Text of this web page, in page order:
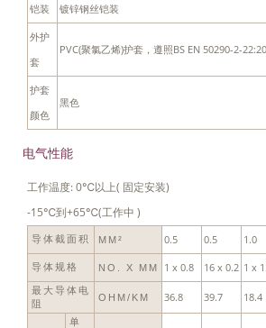
铠装 镀锌钢丝铠装
外护
套
PVC(聚氯乙烯)护套，遵照BS EN 50290-2-
护套
颜色
黑色
电气性能
工作温度: 0℃以上( 固定安装)
-15℃到+65℃(工作中 )
导体截面积 MM² 0.5 0.5 1.0
导体规格 NO. X MM 1 x 0.8 16 x 0.2 1 x
最大导体电
阻
OHM/KM 36.8 39.7 18.4
单